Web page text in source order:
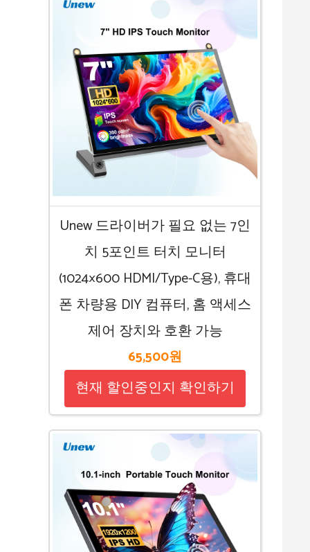
Unew 드라이버가 필요 없는 7인
치 5포인트 터치 모니터
(1024×600 HDMI/Type-C용), 휴대
폰 차량용 DIY 컴퓨터, 홈 액세스
제어 장치와 호환 가능
65,500원
현재 할인중인지 확인하기